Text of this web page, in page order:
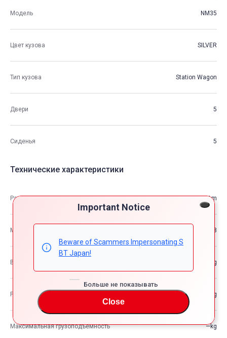
Important Notice
Beware of Scammers Impersonating S
BT Japan!
Больше не показывать
Close
Модель NM35
Цвет кузова SILVER
Тип кузова Station Wagon
Двери 5
Сиденья 5
Технические характеристики
Размеры 4.82m×1.79m×1.51m
М3 12.98
Вес автомобиля —kg
Разрешенная максимальная масса транспортного средства —kg
Максимальная грузоподъемность —kg